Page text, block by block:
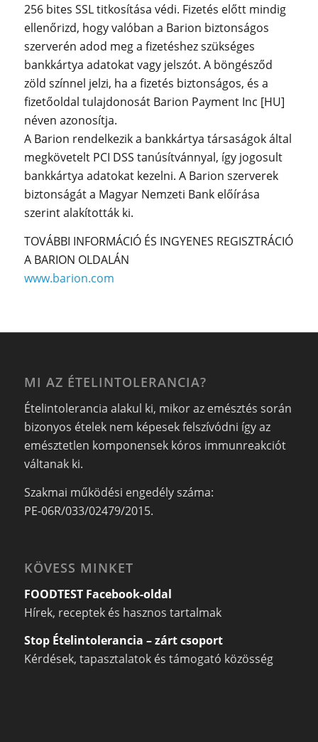
256 bites SSL titkosítása védi. Fizetés előtt mindig
ellenőrizd, hogy valóban a Barion biztonságos
szerverén adod meg a fizetéshez szükséges
bankkártya adatokat vagy jelszót. A böngésződ
zöld színnel jelzi, ha a fizetés biztonságos, és a
fizetőoldal tulajdonosát Barion Payment Inc [HU]
néven azonosítja.
A Barion rendelkezik a bankkártya társaságok által
megkövetelt PCI DSS tanúsítvánnyal, így jogosult
bankkártya adatokat kezelni. A Barion szerverek
biztonságát a Magyar Nemzeti Bank előírása
szerint alakították ki.
TOVÁBBI INFORMÁCIÓ ÉS INGYENES REGISZTRÁCIÓ
A BARION OLDALÁN
www.barion.com
MI AZ ÉTELINTOLERANCIA?
Ételintolerancia alakul ki, mikor az emésztés során
bizonyos ételek nem képesek felszívódni így az
emésztetlen komponensek kóros immunreakciót
váltanak ki.
Szakmai működési engedély száma:
PE-06R/033/02479/2015.
KÖVESS MINKET
FOODTEST Facebook-oldal
Hírek, receptek és hasznos tartalmak
Stop Ételintolerancia – zárt csoport
Kérdések, tapasztalatok és támogató közösség